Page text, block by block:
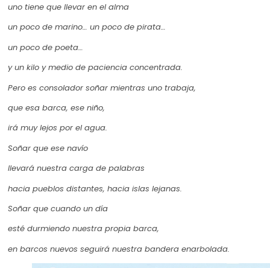
uno tiene que llevar en el alma
un poco de marino… un poco de pirata…
un poco de poeta…
y un kilo y medio de paciencia concentrada.
Pero es consolador soñar mientras uno trabaja,
que esa barca, ese niño,
irá muy lejos por el agua.
Soñar que ese navío
llevará nuestra carga de palabras
hacia pueblos distantes, hacia islas lejanas.
Soñar que cuando un día
esté durmiendo nuestra propia barca,
en barcos nuevos seguirá nuestra bandera enarbolada.